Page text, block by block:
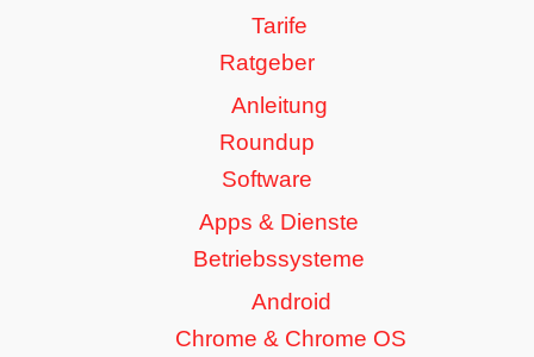
Tarife
Ratgeber
Anleitung
Roundup
Software
Apps & Dienste
Betriebssysteme
Android
Chrome & Chrome OS